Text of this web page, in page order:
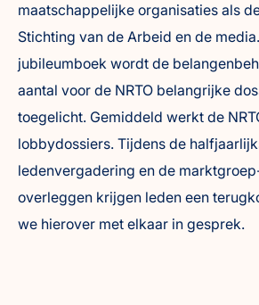
maatschappelijke organisaties als
Stichting van de Arbeid en de
jubileumboek wordt de
aantal voor de NRTO belangrijke
toegelicht. Gemiddeld werkt de
lobbydossiers. Tijdens de
ledenvergadering en de
overleggen krijgen leden een
we hierover met elkaar in gesprek.